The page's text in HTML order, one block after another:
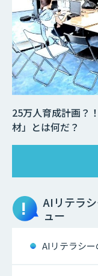
25万人育成計画？
材」とは何だ？
AIリテラ
ュー
AIリテラシ